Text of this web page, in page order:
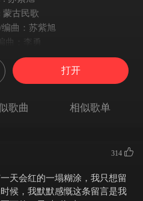
蒙古民歌
编曲：苏紫旭
曲：李勇
/Heike Kagler
：李博
李京/姜龙
：李博
兰州
起你
打开
歌曲 相似歌单
314
天会红的一塌糊涂，我只想留
候，我默默感慨这条留言是我